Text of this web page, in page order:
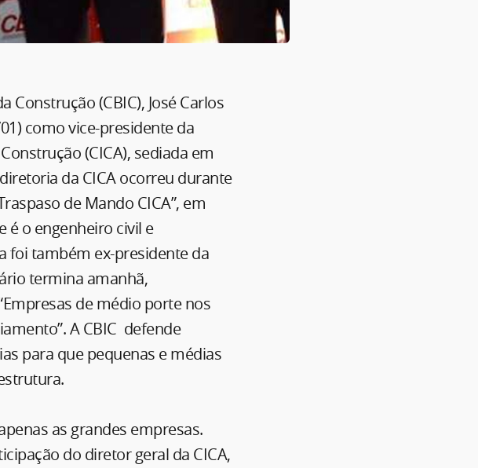
(CBIC), José Carlos
como vice-presidente da
(CICA), sediada em
da CICA ocorreu durante
de Mando CICA”, em
é o engenheiro civil e
foi também ex-presidente da
termina amanhã,
de médio porte nos
A CBIC defende
para que pequenas e médias
as grandes empresas.
do diretor geral da CICA,